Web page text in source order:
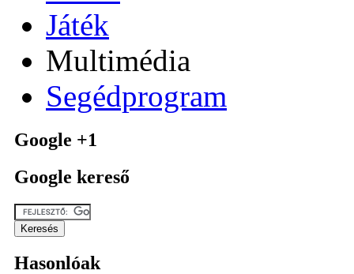
Játék
Multimédia
Segédprogram
Google +1
Google kereső
Hasonlóak